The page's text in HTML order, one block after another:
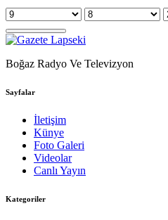
Boğaz Radyo Ve Televizyon
Sayfalar
İletişim
Künye
Foto Galeri
Videolar
Canlı Yayın
Kategoriler